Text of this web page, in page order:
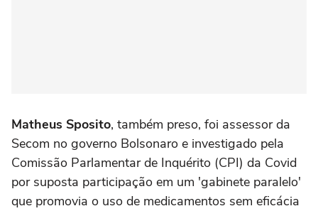
Matheus Sposito, também preso, foi assessor da
Secom no governo Bolsonaro e investigado pela
Comissão Parlamentar de Inquérito (CPI) da Covid
por suposta participação em um 'gabinete paralelo'
que promovia o uso de medicamentos sem eficácia